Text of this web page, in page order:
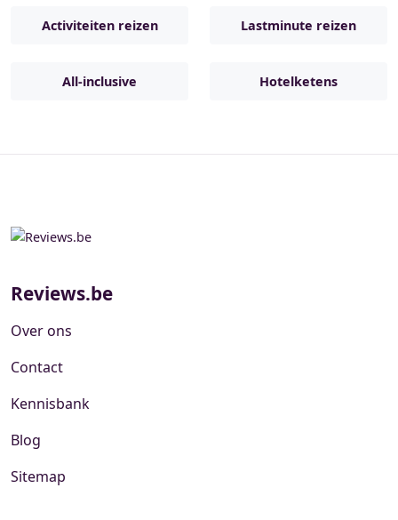
Activiteiten reizen Lastminute reizen
All-inclusive Hotelketens
Reviews.be
Over ons
Contact
Kennisbank
Blog
Sitemap